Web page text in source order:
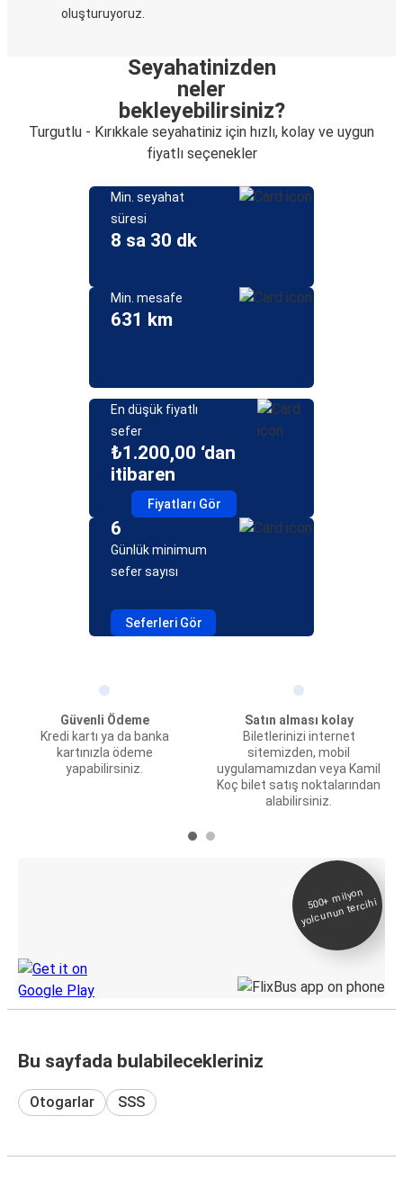
oluşturuyoruz.
Seyahatinizden
neler
bekleyebilirsiniz?
Turgutlu - Kırıkkale seyahatiniz için hızlı, kolay ve uygun
fiyatlı seçenekler
Min. seyahat
süresi
8 sa 30 dk
Min. mesafe
631 km
En düşük fiyatlı
sefer
₺1.200,00 ‘dan
itibaren
Fiyatları Gör
6
Günlük minimum
sefer sayısı
Seferleri Gör
Güvenli Ödeme
Kredi kartı ya da banka
kartınızla ödeme
yapabilirsiniz.
Satın alması kolay
Biletlerinizi internet
sitemizden, mobil
uygulamamızdan veya Kamil
Koç bilet satış noktalarından
alabilirsiniz.
500+
milyon
yolcunun tercihi
Bu sayfada bulabilecekleriniz
Otogarlar SSS